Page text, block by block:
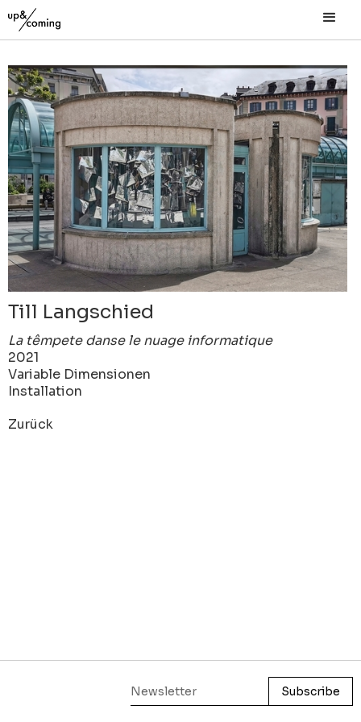
Till Langschied
La têmpete danse le nuage informatique
2021
Variable Dimensionen
Installation
Zurück